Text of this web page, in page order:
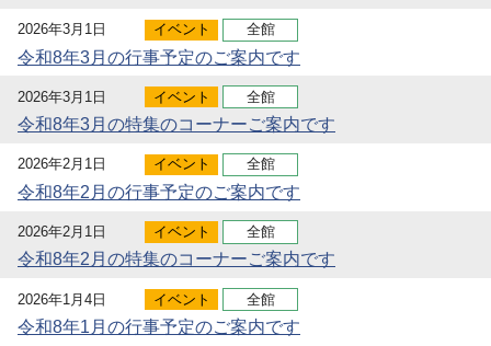
2026年3月1日 イベント 全館
令和8年3月の行事予定のご案内です
2026年3月1日 イベント 全館
令和8年3月の特集のコーナーご案内です
2026年2月1日 イベント 全館
令和8年2月の行事予定のご案内です
2026年2月1日 イベント 全館
令和8年2月の特集のコーナーご案内です
2026年1月4日 イベント 全館
令和8年1月の行事予定のご案内です